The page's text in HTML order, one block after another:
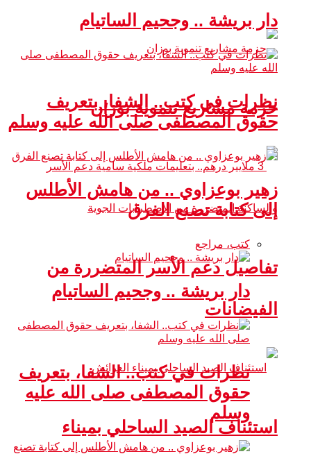
حزمة مشاريع تنموية بوزان
تفاصيل دعم الأسر المتضررة من
الفيضانات
استئناف الصيد الساحلي بميناء
دار بريشة .. وجحيم الساتيام
نظرات في كتب.. الشفا، بتعريف
حقوق المصطفى صلى الله عليه وسلم
زهير بوعزاوي .. من هامش الأطلس
إلى كتابة تصنع الفرق
كتب، مراجع
دار بريشة .. وجحيم الساتيام
نظرات في كتب.. الشفا، بتعريف
حقوق المصطفى صلى الله عليه
وسلم